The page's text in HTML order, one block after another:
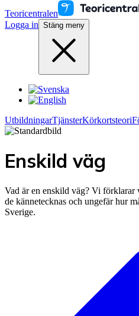
Teoricentralen
Logga in Stäng meny
UtbildningarTjänsterKörkortsteori
Enskild väg
Vad är en enskild väg? Vi förklarar
de kännetecknas och ungefär hur
Sverige.